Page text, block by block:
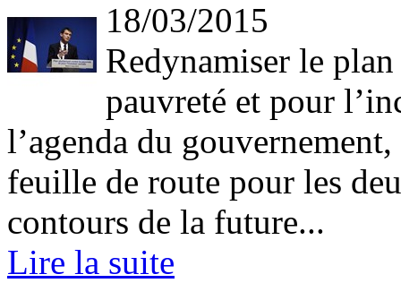
18/03/2015
Redynamiser le
pauvreté et pour
l’agenda du
feuille de route pour les
contours de la future...
Lire la suite